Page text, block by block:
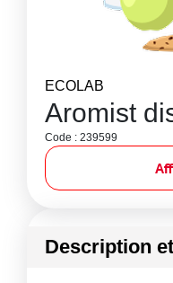
ECOLAB
Aromist
Code : 239599
Description